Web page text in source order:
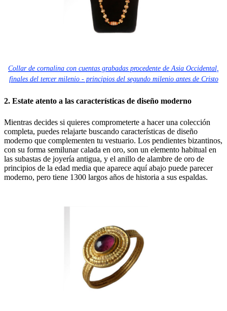
Collar de cornalina con cuentas grabadas procedente de Asia Occidental,
finales del tercer milenio - principios del segundo milenio antes de Cristo
2. Estate atento a las características de diseño moderno
Mientras decides si quieres comprometerte a hacer una colección
completa, puedes relajarte buscando características de diseño
moderno que complementen tu vestuario. Los pendientes bizantinos,
con su forma semilunar calada en oro, son un elemento habitual en
las subastas de joyería antigua, y el anillo de alambre de oro de
principios de la edad media que aparece aquí abajo puede parecer
moderno, pero tiene 1300 largos años de historia a sus espaldas.